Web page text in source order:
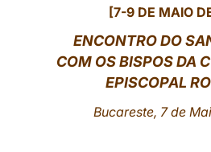
[7-9 DE MAIO
ENCONTRO DO
COM OS BISPOS DA
EPISCOPAL
Bucareste, 7 de